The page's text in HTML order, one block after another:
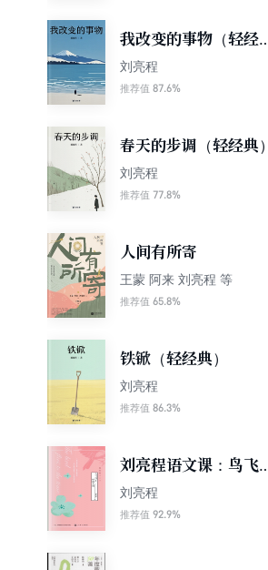
我改变的事物（轻经
典）
刘亮程
推荐值 87.6%
春天的步调（轻经典）
刘亮程
推荐值 77.8%
人间有所寄
王蒙 阿来 刘亮程 等
推荐值 65.8%
铁锨（轻经典）
刘亮程
推荐值 86.3%
刘亮程语文课：鸟飞到
了时间上面
刘亮程
推荐值 92.9%